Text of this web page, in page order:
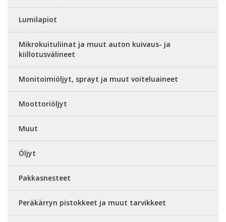
Lumilapiot
Mikrokuituliinat ja muut auton kuivaus- ja
kiillotusvälineet
Monitoimiöljyt, sprayt ja muut voiteluaineet
Moottoriöljyt
Muut
Öljyt
Pakkasnesteet
Peräkärryn pistokkeet ja muut tarvikkeet